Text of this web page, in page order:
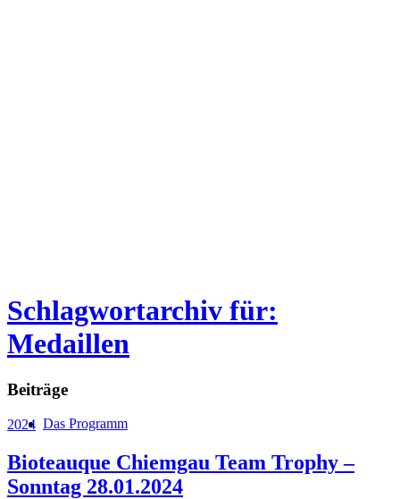
Das Programm
Schlagwortarchiv für:
Medaillen
Beiträge
2024
Bioteauque Chiemgau Team Trophy –
Sonntag 28.01.2024